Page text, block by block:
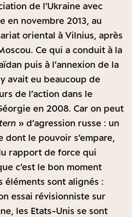
de l’Ukraine avec
en novembre 2013, au
oriental à Vilnius, après
Ce qui a conduit à la
puis à l’annexion de la
avait eu beaucoup de
de l’action dans le
en 2008. Car on peut
» d’agression russe : un
le pouvoir s’empare,
rapport de force qui
c’est le bon moment
éléments sont alignés :
essai révisionniste sur
les Etats-Unis se sont